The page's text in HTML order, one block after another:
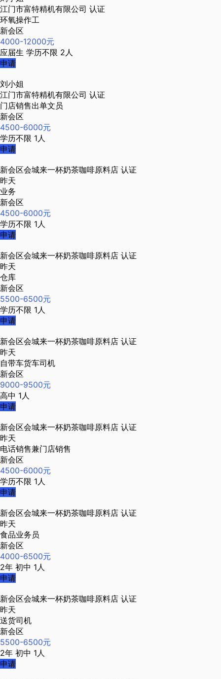
江门市富特精机有限公司 认证
环氧操作工
新会区
4000-12000元
应届生 学历不限 2人
申请
刘小姐
江门市富特精机有限公司 认证
门店销售出单文员
新会区
4500-6000元
学历不限 1人
申请
新会区会城来一杯奶茶咖啡原料店 认证
昨天
业务
新会区
4500-6000元
学历不限 1人
申请
新会区会城来一杯奶茶咖啡原料店 认证
昨天
仓库
新会区
5500-6500元
学历不限 1人
申请
新会区会城来一杯奶茶咖啡原料店 认证
昨天
自带车货车司机
新会区
9000-9500元
高中 1人
申请
新会区会城来一杯奶茶咖啡原料店 认证
昨天
电话销售兼门店销售
新会区
4500-6000元
学历不限 1人
申请
新会区会城来一杯奶茶咖啡原料店 认证
昨天
食品业务员
新会区
4000-6500元
2年 初中 1人
申请
新会区会城来一杯奶茶咖啡原料店 认证
昨天
送货司机
新会区
5500-6500元
2年 初中 1人
申请